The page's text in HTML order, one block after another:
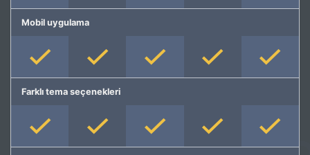
Mobil uygulama
Farklı tema seçenekleri